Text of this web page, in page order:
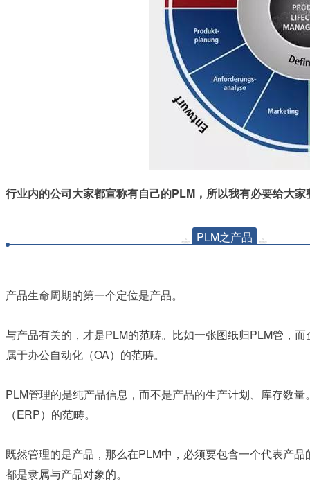
行业内的公司大家都宣称有自己的PLM，所以我有必要给大
PLM之产品
产品生命周期的第一个定位是产品。
与产品有关的，才是PLM的范畴。比如一张图纸归PLM管，而
属于办公自动化（OA）的范畴。
PLM管理的是纯产品信息，而不是产品的生产计划、库存数量
（ERP）的范畴。
既然管理的是产品，那么在PLM中，必须要包含一个代表产
都是隶属与产品对象的。